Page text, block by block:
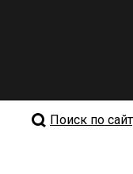
Поиск по